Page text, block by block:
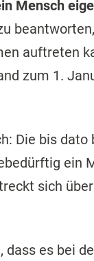
Mensch
auftreten
zum 1.
Die bis dato
ein
sich
es bei